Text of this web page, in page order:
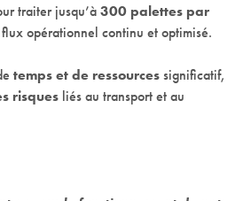
traiter jusqu’à300 palettes par
opérationnel continu et optimisé.
temps et de ressourcessignificatif,
risques liés au transport et au